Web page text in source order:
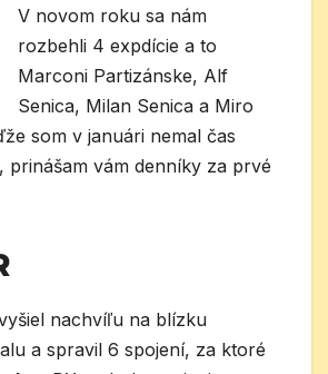
V novom roku sa nám
rozbehli 4 expdície a to
Marconi Partizánske, Alf
Senica, Milan Senica a Miro
som v januári nemal čas
prinášam vám denníky za prvé
nachvíľu na blízku
a spravil 6 spojení, za ktoré